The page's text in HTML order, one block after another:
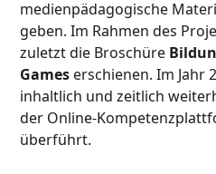
medienpädagogische
geben. Im Rahmen des
zuletzt die Broschüre
Games erschienen. Im Jahr
inhaltlich und zeitlich
der Online-
überführt.